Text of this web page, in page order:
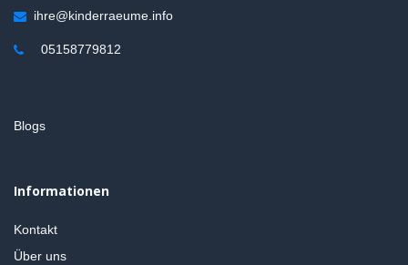
ihre@kinderraeume.info
05158779812
Blogs
Informationen
Kontakt
Über uns